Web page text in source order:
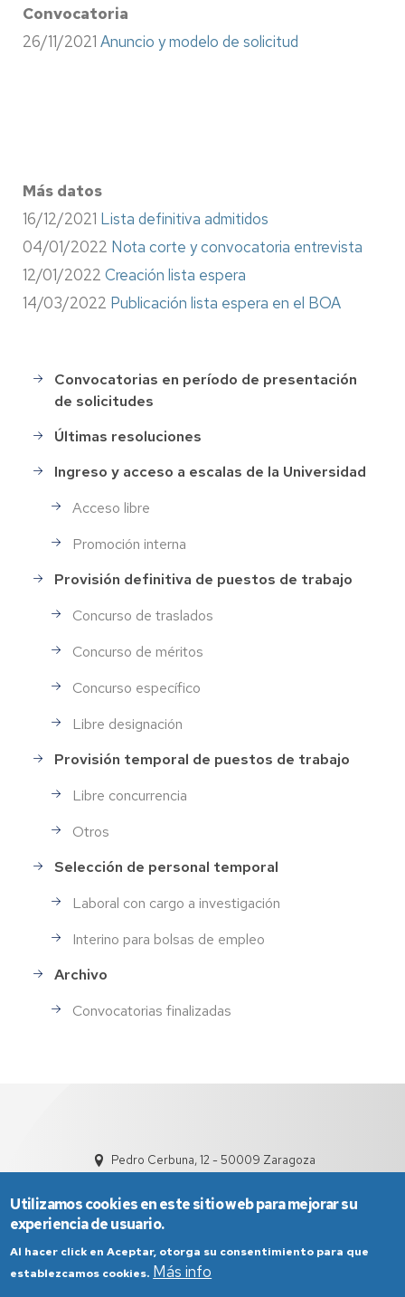
Convocatoria
26/11/2021 Anuncio y modelo de solicitud
Más datos
16/12/2021 Lista definitiva admitidos
04/01/2022 Nota corte y convocatoria entrevista
12/01/2022 Creación lista espera
14/03/2022 Publicación lista espera en el BOA
Selección
de
Personal
Convocatorias en período de presentación
de solicitudes
Últimas resoluciones
Ingreso y acceso a escalas de la Universidad
Acceso libre
Promoción interna
Provisión definitiva de puestos de trabajo
Concurso de traslados
Concurso de méritos
Concurso específico
Libre designación
Provisión temporal de puestos de trabajo
Libre concurrencia
Otros
Selección de personal temporal
Laboral con cargo a investigación
Interino para bolsas de empleo
Archivo
Convocatorias finalizadas
Pedro Cerbuna, 12 - 50009 Zaragoza
Utilizamos cookies en este sitio web para mejorar su
experiencia de usuario.
Al hacer click en Aceptar, otorga su consentimiento para que
establezcamos cookies. Más info